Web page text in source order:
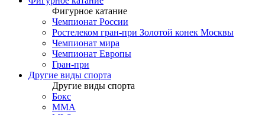
Фигурное катание
Чемпионат России
Ростелеком гран-при Золотой конек Москвы
Чемпионат мира
Чемпионат Европы
Гран-при
Другие виды спорта
Другие виды спорта
Бокс
MMA